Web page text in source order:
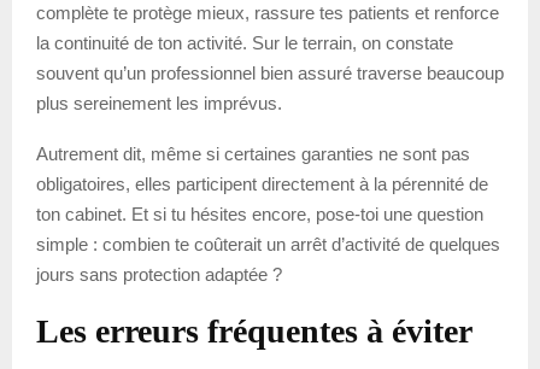
complète te protège mieux, rassure tes patients et renforce
la continuité de ton activité. Sur le terrain, on constate
souvent qu’un professionnel bien assuré traverse beaucoup
plus sereinement les imprévus.
Autrement dit, même si certaines garanties ne sont pas
obligatoires, elles participent directement à la pérennité de
ton cabinet. Et si tu hésites encore, pose-toi une question
simple : combien te coûterait un arrêt d’activité de quelques
jours sans protection adaptée ?
Les erreurs fréquentes à éviter